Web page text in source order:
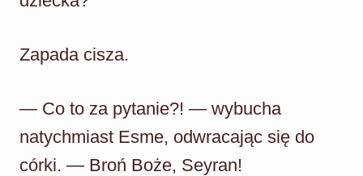
Zapada cisza.
— Co to za pytanie?! — wybucha
natychmiast Esme, odwracając się do
córki. — Broń Boże, Seyran!